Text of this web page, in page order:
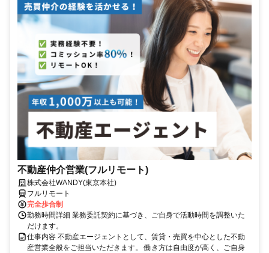
不動産仲介営業(フルリモート)
株式会社WANDY(東京本社)
フルリモート
完全歩合制
勤務時間詳細 業務委託契約に基づき、ご自身で活動時間を調整いた
だけます。
仕事内容 不動産エージェントとして、賃貸・売買を中心とした不動
産営業全般をご担当いただきます。 働き方は自由度が高く、ご自身